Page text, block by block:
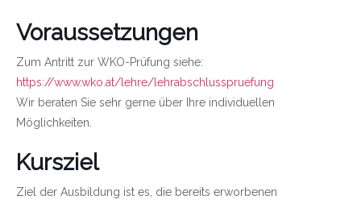
Voraussetzungen
Zum Antritt zur WKO-Prüfung siehe:
https://www.wko.at/lehre/lehrabschlusspruefung
Wir beraten Sie sehr gerne über Ihre individuellen
Möglichkeiten.
Kursziel
Ziel der Ausbildung ist es, die bereits erworbenen